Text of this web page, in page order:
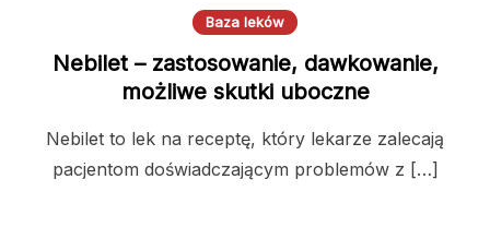
Baza leków
Nebilet – zastosowanie, dawkowanie,
możliwe skutki uboczne
Nebilet to lek na receptę, który lekarze zalecają
pacjentom doświadczającym problemów z […]